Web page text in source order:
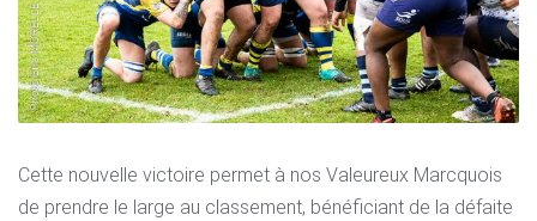
Cette nouvelle victoire permet à nos Valeureux Marcquois
de prendre le large au classement, bénéficiant de la défaite